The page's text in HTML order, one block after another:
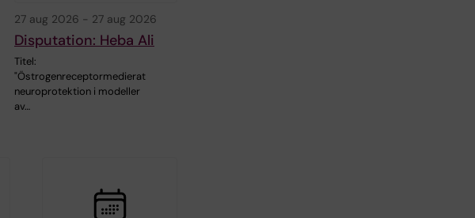
27 aug 2026 - 27 aug 2026
Disputation: Heba Ali
Titel:
"Östrogenreceptormedierat
neuroprotektion i modeller
av…